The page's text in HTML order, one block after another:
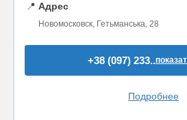
📍 Адрес
Новомосковск, Гетьманська, 28
+38 (097) 233..
Подробнее